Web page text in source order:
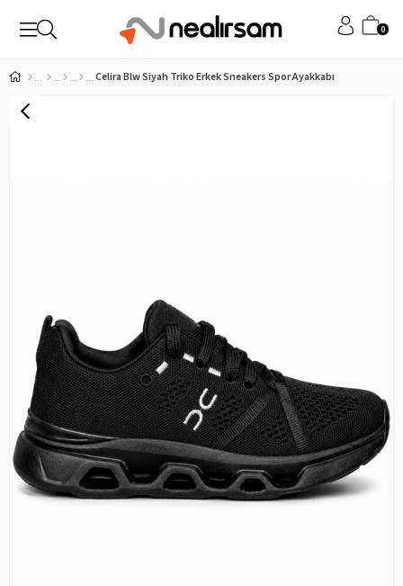
0
Celira Blw Siyah Triko Erkek Sneakers Spor Ayakkabı